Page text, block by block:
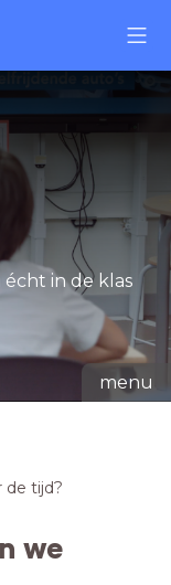
in de klas
menu
tijd?
we